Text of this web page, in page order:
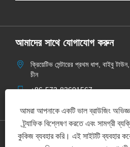
আমরা আপনাকে একটি ভাল ব্রাউজিং
ট্র্যাফিক বিশ্লেষণ করতে এবং সামগ্রী
কুকিজ ব্যবহার করি। এই সাইটটি ব্যবহার
আমাদের সাথে যোগাযোগ করুন
ক্রিয়েটিভ সেন্টারের প্রথম ধাপ, বাইবু
চীন
+86-573-83601567